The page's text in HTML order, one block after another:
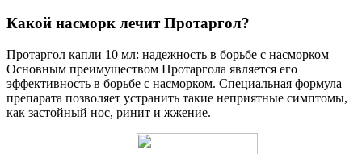
Какой насморк лечит Протаргол?
Протаргол капли 10 мл: надежность в борьбе с насморком
Основным преимуществом Протаргола является его
эффективность в борьбе с насморком. Специальная формула
препарата позволяет устранить такие неприятные симптомы,
как застойный нос, ринит и жжение.